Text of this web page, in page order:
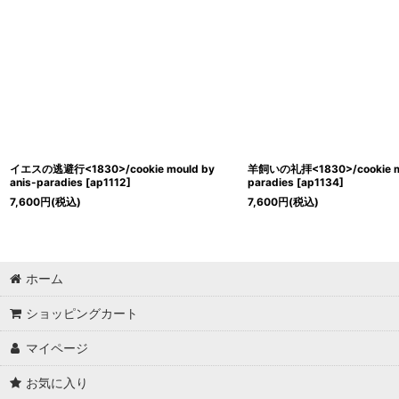
イエスの逃避行<1830>/cookie mould by
anis-paradies [ap1112]
7,600円(税込)
羊飼いの礼拝<1830>/cookie
paradies [ap1134]
7,600円(税込)
ホーム
ショッピングカート
マイページ
お気に入り